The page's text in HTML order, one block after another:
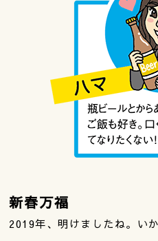
新春万福
2019年、明けましたね。い